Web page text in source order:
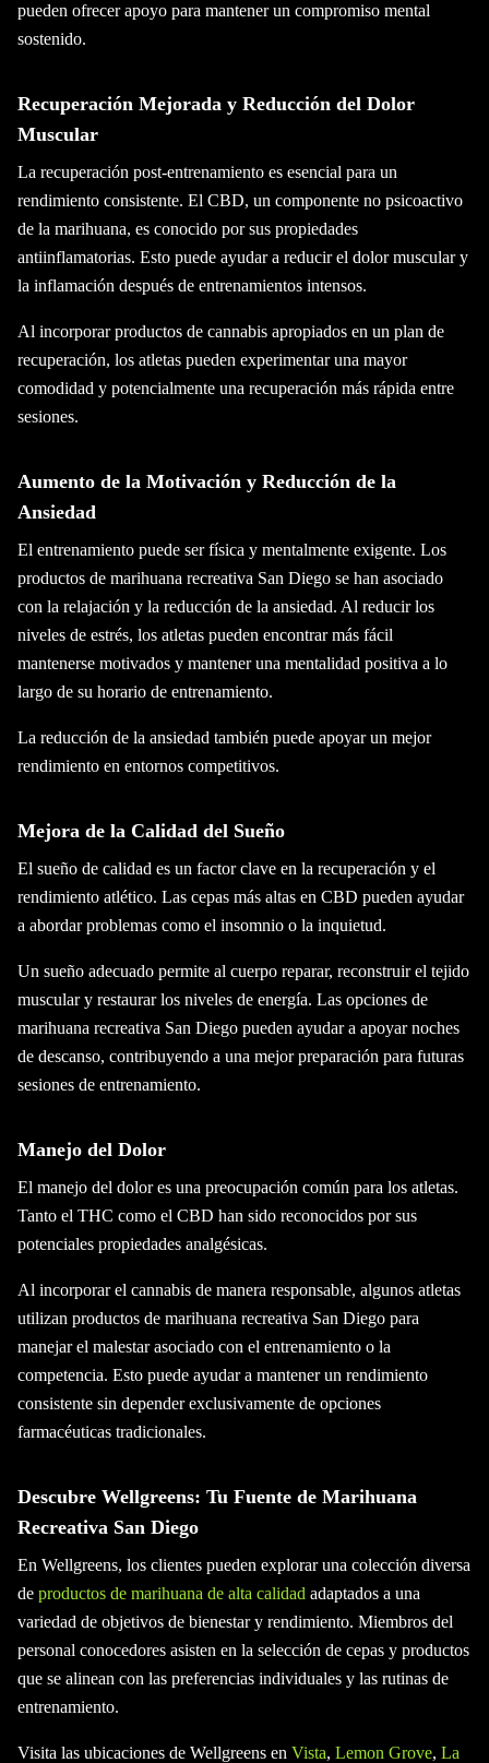
pueden ofrecer apoyo para mantener un compromiso mental
sostenido.
Recuperación Mejorada y Reducción del Dolor
Muscular
La recuperación post-entrenamiento es esencial para un
rendimiento consistente. El CBD, un componente no psicoactivo
de la marihuana, es conocido por sus propiedades
antiinflamatorias. Esto puede ayudar a reducir el dolor muscular y
la inflamación después de entrenamientos intensos.
Al incorporar productos de cannabis apropiados en un plan de
recuperación, los atletas pueden experimentar una mayor
comodidad y potencialmente una recuperación más rápida entre
sesiones.
Aumento de la Motivación y Reducción de la
Ansiedad
El entrenamiento puede ser física y mentalmente exigente. Los
productos de marihuana recreativa San Diego se han asociado
con la relajación y la reducción de la ansiedad. Al reducir los
niveles de estrés, los atletas pueden encontrar más fácil
mantenerse motivados y mantener una mentalidad positiva a lo
largo de su horario de entrenamiento.
La reducción de la ansiedad también puede apoyar un mejor
rendimiento en entornos competitivos.
Mejora de la Calidad del Sueño
El sueño de calidad es un factor clave en la recuperación y el
rendimiento atlético. Las cepas más altas en CBD pueden ayudar
a abordar problemas como el insomnio o la inquietud.
Un sueño adecuado permite al cuerpo reparar, reconstruir el tejido
muscular y restaurar los niveles de energía. Las opciones de
marihuana recreativa San Diego pueden ayudar a apoyar noches
de descanso, contribuyendo a una mejor preparación para futuras
sesiones de entrenamiento.
Manejo del Dolor
El manejo del dolor es una preocupación común para los atletas.
Tanto el THC como el CBD han sido reconocidos por sus
potenciales propiedades analgésicas.
Al incorporar el cannabis de manera responsable, algunos atletas
utilizan productos de marihuana recreativa San Diego para
manejar el malestar asociado con el entrenamiento o la
competencia. Esto puede ayudar a mantener un rendimiento
consistente sin depender exclusivamente de opciones
farmacéuticas tradicionales.
Descubre Wellgreens: Tu Fuente de Marihuana
Recreativa San Diego
En Wellgreens, los clientes pueden explorar una colección diversa
de productos de marihuana de alta calidad adaptados a una
variedad de objetivos de bienestar y rendimiento. Miembros del
personal conocedores asisten en la selección de cepas y productos
que se alinean con las preferencias individuales y las rutinas de
entrenamiento.
Visita las ubicaciones de Wellgreens en Vista, Lemon Grove, La